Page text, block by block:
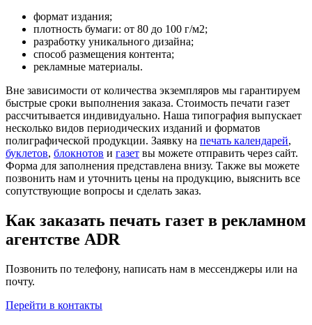
формат издания;
плотность бумаги: от 80 до 100 г/м2;
разработку уникального дизайна;
способ размещения контента;
рекламные материалы.
Вне зависимости от количества экземпляров мы гарантируем
быстрые сроки выполнения заказа. Стоимость печати газет
рассчитывается индивидуально. Наша типография выпускает
несколько видов периодических изданий и форматов
полиграфической продукции. Заявку на печать календарей,
буклетов, блокнотов и газет вы можете отправить через сайт.
Форма для заполнения представлена внизу. Также вы можете
позвонить нам и уточнить цены на продукцию, выяснить все
сопутствующие вопросы и сделать заказ.
Как заказать печать газет в рекламном
агентстве ADR
Позвонить по телефону, написать нам в мессенджеры или на
почту.
Перейти в контакты